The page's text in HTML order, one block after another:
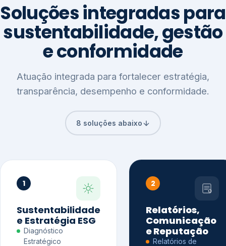
Soluções integradas para
sustentabilidade, gestão
e conformidade
Atuação integrada para fortalecer estratégia,
transparência, desempenho e conformidade.
8 soluções abaixo
1
Sustentabilidade
e Estratégia ESG
Diagnóstico
Estratégico
2
Relatórios,
Comunicação
e Reputação
Relatórios de